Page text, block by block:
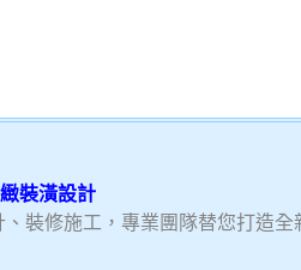
裝潢設計
、裝修施工，專業團隊替您打造全